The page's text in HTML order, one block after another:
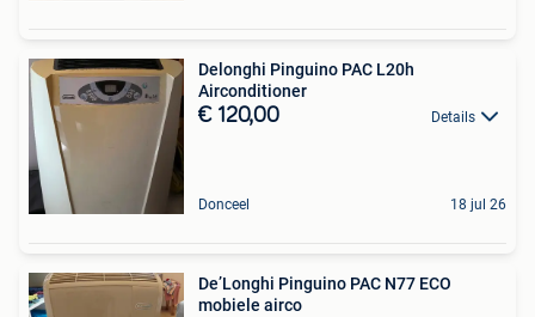
Delonghi Pinguino PAC L20h
Airconditioner
€ 120,00 Details
Donceel 18 jul 26
De’Longhi Pinguino PAC N77 ECO
mobiele airco